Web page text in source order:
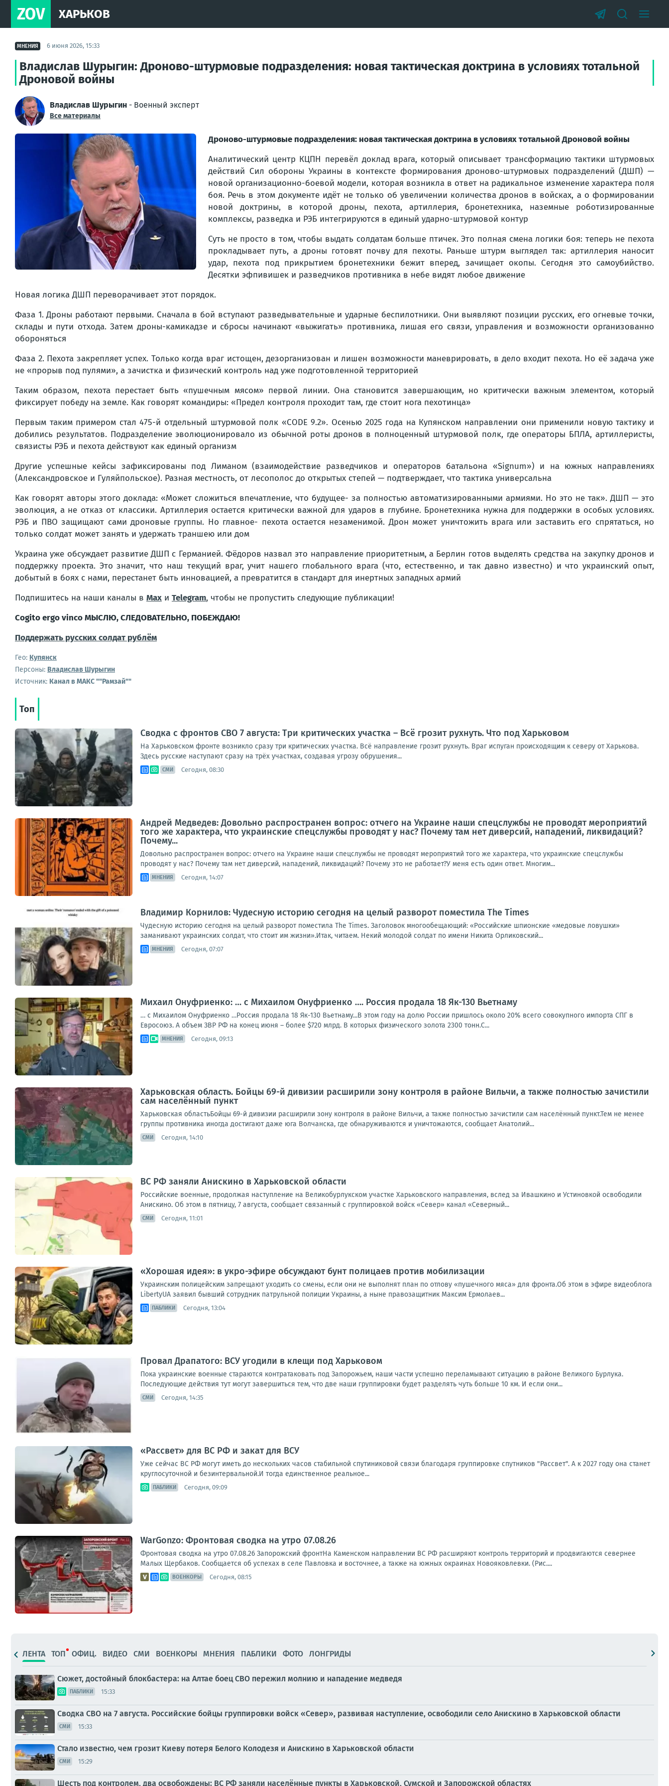
ZOV ХАРЬКОВ
МНЕНИЯ 6 июня 2026, 15:33
Владислав Шурыгин: Дроново-штурмовые подразделения: новая тактическая доктрина в условиях тотальной
Дроновой войны
Владислав Шурыгин - Военный эксперт
Все материалы
Дроново-штурмовые подразделения: новая тактическая доктрина в условиях тотальной Дроновой войны
Аналитический центр КЦПН перевёл доклад врага, который описывает трансформацию тактики штурмовых
действий Сил обороны Украины в контексте формирования дроново-штурмовых подразделений (ДШП) —
новой организационно-боевой модели, которая возникла в ответ на радикальное изменение характера поля
боя. Речь в этом документе идёт не только об увеличении количества дронов в войсках, а о формировании
новой доктрины, в которой дроны, пехота, артиллерия, бронетехника, наземные роботизированные
комплексы, разведка и РЭБ интегрируются в единый ударно-штурмовой контур
Суть не просто в том, чтобы выдать солдатам больше птичек. Это полная смена логики боя: теперь не пехота
прокладывает путь, а дроны готовят почву для пехоты. Раньше штурм выглядел так: артиллерия наносит
удар, пехота под прикрытием бронетехники бежит вперед, зачищает окопы. Сегодня это самоубийство.
Десятки эфпивишек и разведчиков противника в небе видят любое движение
Новая логика ДШП переворачивает этот порядок.
Фаза 1. Дроны работают первыми. Сначала в бой вступают разведывательные и ударные беспилотники. Они выявляют позиции русских, его огневые точки,
склады и пути отхода. Затем дроны-камикадзе и сбросы начинают «выжигать» противника, лишая его связи, управления и возможности организованно
обороняться
Фаза 2. Пехота закрепляет успех. Только когда враг истощен, дезорганизован и лишен возможности маневрировать, в дело входит пехота. Но её задача уже
не «прорыв под пулями», а зачистка и физический контроль над уже подготовленной территорией
Таким образом, пехота перестает быть «пушечным мясом» первой линии. Она становится завершающим, но критически важным элементом, который
фиксирует победу на земле. Как говорят командиры: «Предел контроля проходит там, где стоит нога пехотинца»
Первым таким примером стал 475-й отдельный штурмовой полк «CODE 9.2». Осенью 2025 года на Купянском направлении они применили новую тактику и
добились результатов. Подразделение эволюционировало из обычной роты дронов в полноценный штурмовой полк, где операторы БПЛА, артиллеристы,
связисты РЭБ и пехота действуют как единый организм
Другие успешные кейсы зафиксированы под Лиманом (взаимодействие разведчиков и операторов батальона «Signum») и на южных направлениях
(Александровское и Гуляйпольское). Разная местность, от лесополос до открытых степей — подтверждает, что тактика универсальна
Как говорят авторы этого доклада: «Может сложиться впечатление, что будущее- за полностью автоматизированными армиями. Но это не так». ДШП — это
эволюция, а не отказ от классики. Артиллерия остается критически важной для ударов в глубине. Бронетехника нужна для поддержки в особых условиях.
РЭБ и ПВО защищают сами дроновые группы. Но главное- пехота остается незаменимой. Дрон может уничтожить врага или заставить его спрятаться, но
только солдат может занять и удержать траншею или дом
Украина уже обсуждает развитие ДШП с Германией. Фёдоров назвал это направление приоритетным, а Берлин готов выделять средства на закупку дронов и
поддержку проекта. Это значит, что наш текущий враг, учит нашего глобального врага (что, естественно, и так давно известно) и что украинский опыт,
добытый в боях с нами, перестанет быть инновацией, а превратится в стандарт для инертных западных армий
Подпишитесь на наши каналы в Max и Telegram, чтобы не пропустить следующие публикации!
Cogito ergo vinco МЫСЛЮ, СЛЕДОВАТЕЛЬНО, ПОБЕЖДАЮ!
Поддержать русских солдат рублём
Гео: Купянск
Персоны: Владислав Шурыгин
Источник: Канал в МАКС ""Рамзай""
Топ
Сводка с фронтов СВО 7 августа: Три критических участка – Всё грозит рухнуть. Что под Харьковом
На Харьковском фронте возникло сразу три критических участка. Всё направление грозит рухнуть. Враг испуган происходящим к северу от Харькова.
Здесь русские наступают сразу на трёх участках, создавая угрозу обрушения...
СМИ Сегодня, 08:30
Андрей Медведев: Довольно распространен вопрос: отчего на Украине наши спецслужбы не проводят мероприятий
того же характера, что украинские спецслужбы проводят у нас? Почему там нет диверсий, нападений, ликвидаций?
Почему...
Довольно распространен вопрос: отчего на Украине наши спецслужбы не проводят мероприятий того же характера, что украинские спецслужбы
проводят у нас? Почему там нет диверсий, нападений, ликвидаций? Почему это не работает?У меня есть один ответ. Многим...
МНЕНИЯ Сегодня, 14:07
Владимир Корнилов: Чудесную историю сегодня на целый разворот поместила The Times
Чудесную историю сегодня на целый разворот поместила The Times. Заголовок многообещающий: «Российские шпионские «медовые ловушки»
заманивают украинских солдат, что стоит им жизни».Итак, читаем. Некий молодой солдат по имени Никита Орликовский...
МНЕНИЯ Сегодня, 07:07
Михаил Онуфриенко: … с Михаилом Онуфриенко …. Россия продала 18 Як-130 Вьетнаму
… с Михаилом Онуфриенко …Россия продала 18 Як-130 Вьетнаму...В этом году на долю России пришлось около 20% всего совокупного импорта СПГ в
Евросоюз. А объем ЗВР РФ на конец июня – более $720 млрд. В которых физического золота 2300 тонн.С...
МНЕНИЯ Сегодня, 09:13
Харьковская область. Бойцы 69-й дивизии расширили зону контроля в районе Вильчи, а также полностью зачистили
сам населённый пункт
Харьковская областьБойцы 69-й дивизии расширили зону контроля в районе Вильчи, а также полностью зачистили сам населённый пункт.Тем не менее
группы противника иногда достигают даже юга Волчанска, где обнаруживаются и уничтожаются, сообщает Анатолий...
СМИ Сегодня, 14:10
ВС РФ заняли Анискино в Харьковской области
Российские военные, продолжая наступление на Великобурлукском участке Харьковского направления, вслед за Ивашкино и Устиновкой освободили
Анискино. Об этом в пятницу, 7 августа, сообщает связанный с группировкой войск «Север» канал «Северный...
СМИ Сегодня, 11:01
«Хорошая идея»: в укро-эфире обсуждают бунт полицаев против мобилизации
Украинским полицейским запрещают уходить со смены, если они не выполнят план по отлову «пушечного мяса» для фронта.Об этом в эфире видеоблога
LibertyUA заявил бывший сотрудник патрульной полиции Украины, а ныне правозащитник Максим Ермолаев...
ПАБЛИКИ Сегодня, 13:04
Провал Драпатого: ВСУ угодили в клещи под Харьковом
Пока украинские военные стараются контратаковать под Запорожьем, наши части успешно переламывают ситуацию в районе Великого Бурлука.
Последующие действия тут могут завершиться тем, что две наши группировки будет разделять чуть больше 10 км. И если они...
СМИ Сегодня, 14:35
«Рассвет» для ВС РФ и закат для ВСУ
Уже сейчас ВС РФ могут иметь до нескольких часов стабильной спутиниковой связи благодаря группировке спутников "Рассвет". А к 2027 году она станет
круглосуточной и безинтервальной.И тогда единственное реальное...
ПАБЛИКИ Сегодня, 09:09
WarGonzo: Фронтовая сводка на утро 07.08.26
Фронтовая сводка на утро 07.08.26 Запорожский фронтНа Каменском направлении ВС РФ расширяют контроль территорий и продвигаются севернее
Малых Щербаков. Сообщается об успехах в селе Павловка и восточнее, а также на южных окраинах Новояковлевки. (Рис....
ВОЕНКОРЫ Сегодня, 08:15
ЛЕНТА ТОП ОФИЦ. ВИДЕО СМИ ВОЕНКОРЫ МНЕНИЯ ПАБЛИКИ ФОТО ЛОНГРИДЫ
Сюжет, достойный блокбастера: на Алтае боец СВО пережил молнию и нападение медведя
ПАБЛИКИ 15:33
Сводка СВО на 7 августа. Российские бойцы группировки войск «Север», развивая наступление, освободили село Анискино в Харьковской области
СМИ 15:33
Стало известно, чем грозит Киеву потеря Белого Колодезя и Анискино в Харьковской области
СМИ 15:29
Шесть под контролем, два освобождены: ВС РФ заняли населённые пункты в Харьковской, Сумской и Запорожской областях